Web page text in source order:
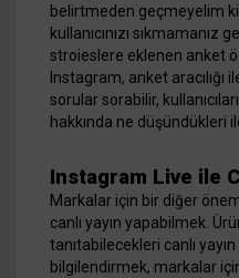
belirtmeden geçmeyelim
kullanıcınızı sıkmamanız
stroieslere eklenen anket
Instagram, anket aracılığı
sorular sorabilir,
hakkında ne düşündükleri
Instagram Live ile
Markalar için bir diğer
canlı yayın yapabilmek.
tanıtabilecekleri canlı yayın
bilgilendirmek, markalar